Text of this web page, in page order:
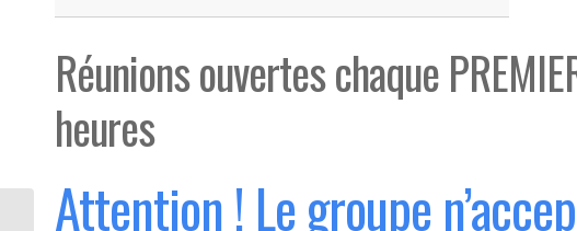
Réunions ouvertes chaque
heures
Attention ! Le groupe